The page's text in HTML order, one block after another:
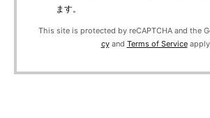
ます。
This site is protected by reCAPTCHA and the
cyand Terms of Service